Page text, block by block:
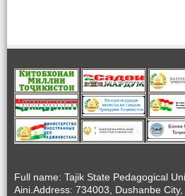
Full name: Tajik State Pedagogical
Aini.Address: 734003, Dushanbe City,